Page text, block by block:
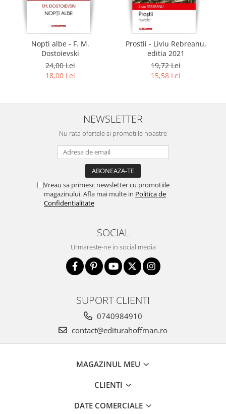
Nopti albe - F. M.
Dostoievski
24,00 Lei
18,00 Lei
Prostii - Liviu Rebreanu,
editia 2021
19,72 Lei
15,58 Lei
NEWSLETTER
Nu rata ofertele si promotiile noastre
Vreau sa primesc newsletter cu promotiile
magazinului. Afla mai multe in Politica de
Confidentialitate
SOCIAL
Urmareste-ne in social media
SUPORT CLIENTI
0740984910
contact@editurahoffman.ro
MAGAZINUL MEU
CLIENTI
DATE COMERCIALE